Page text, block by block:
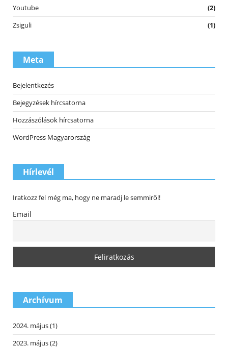
Youtube
(2)
Zsiguli
(1)
Meta
Bejelentkezés
Bejegyzések hírcsatorna
Hozzászólások hírcsatorna
WordPress Magyarország
Hírlevél
Iratkozz fel még ma, hogy ne maradj le semmiről!
Email
Archívum
2024. május(1)
2023. május(2)